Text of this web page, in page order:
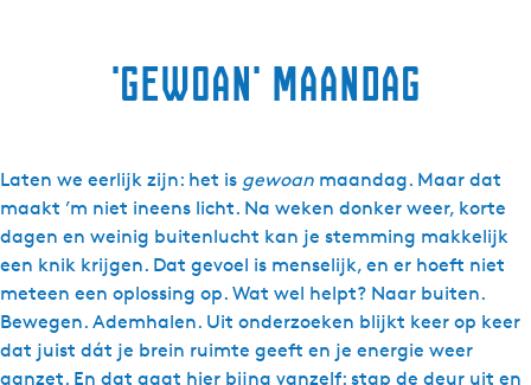
'gewoan' maandag
Laten we eerlijk zijn: het is gewoan maandag. Maar dat
maakt ’m niet ineens licht. Na weken donker weer, korte
dagen en weinig buitenlucht kan je stemming makkelijk
een knik krijgen. Dat gevoel is menselijk, en er hoeft niet
meteen een oplossing op. Wat wel helpt? Naar buiten.
Bewegen. Ademhalen. Uit onderzoeken blijkt keer op keer
dat juist dát je brein ruimte geeft en je energie weer
aanzet. En dat gaat hier bijna vanzelf: stap de deur uit en